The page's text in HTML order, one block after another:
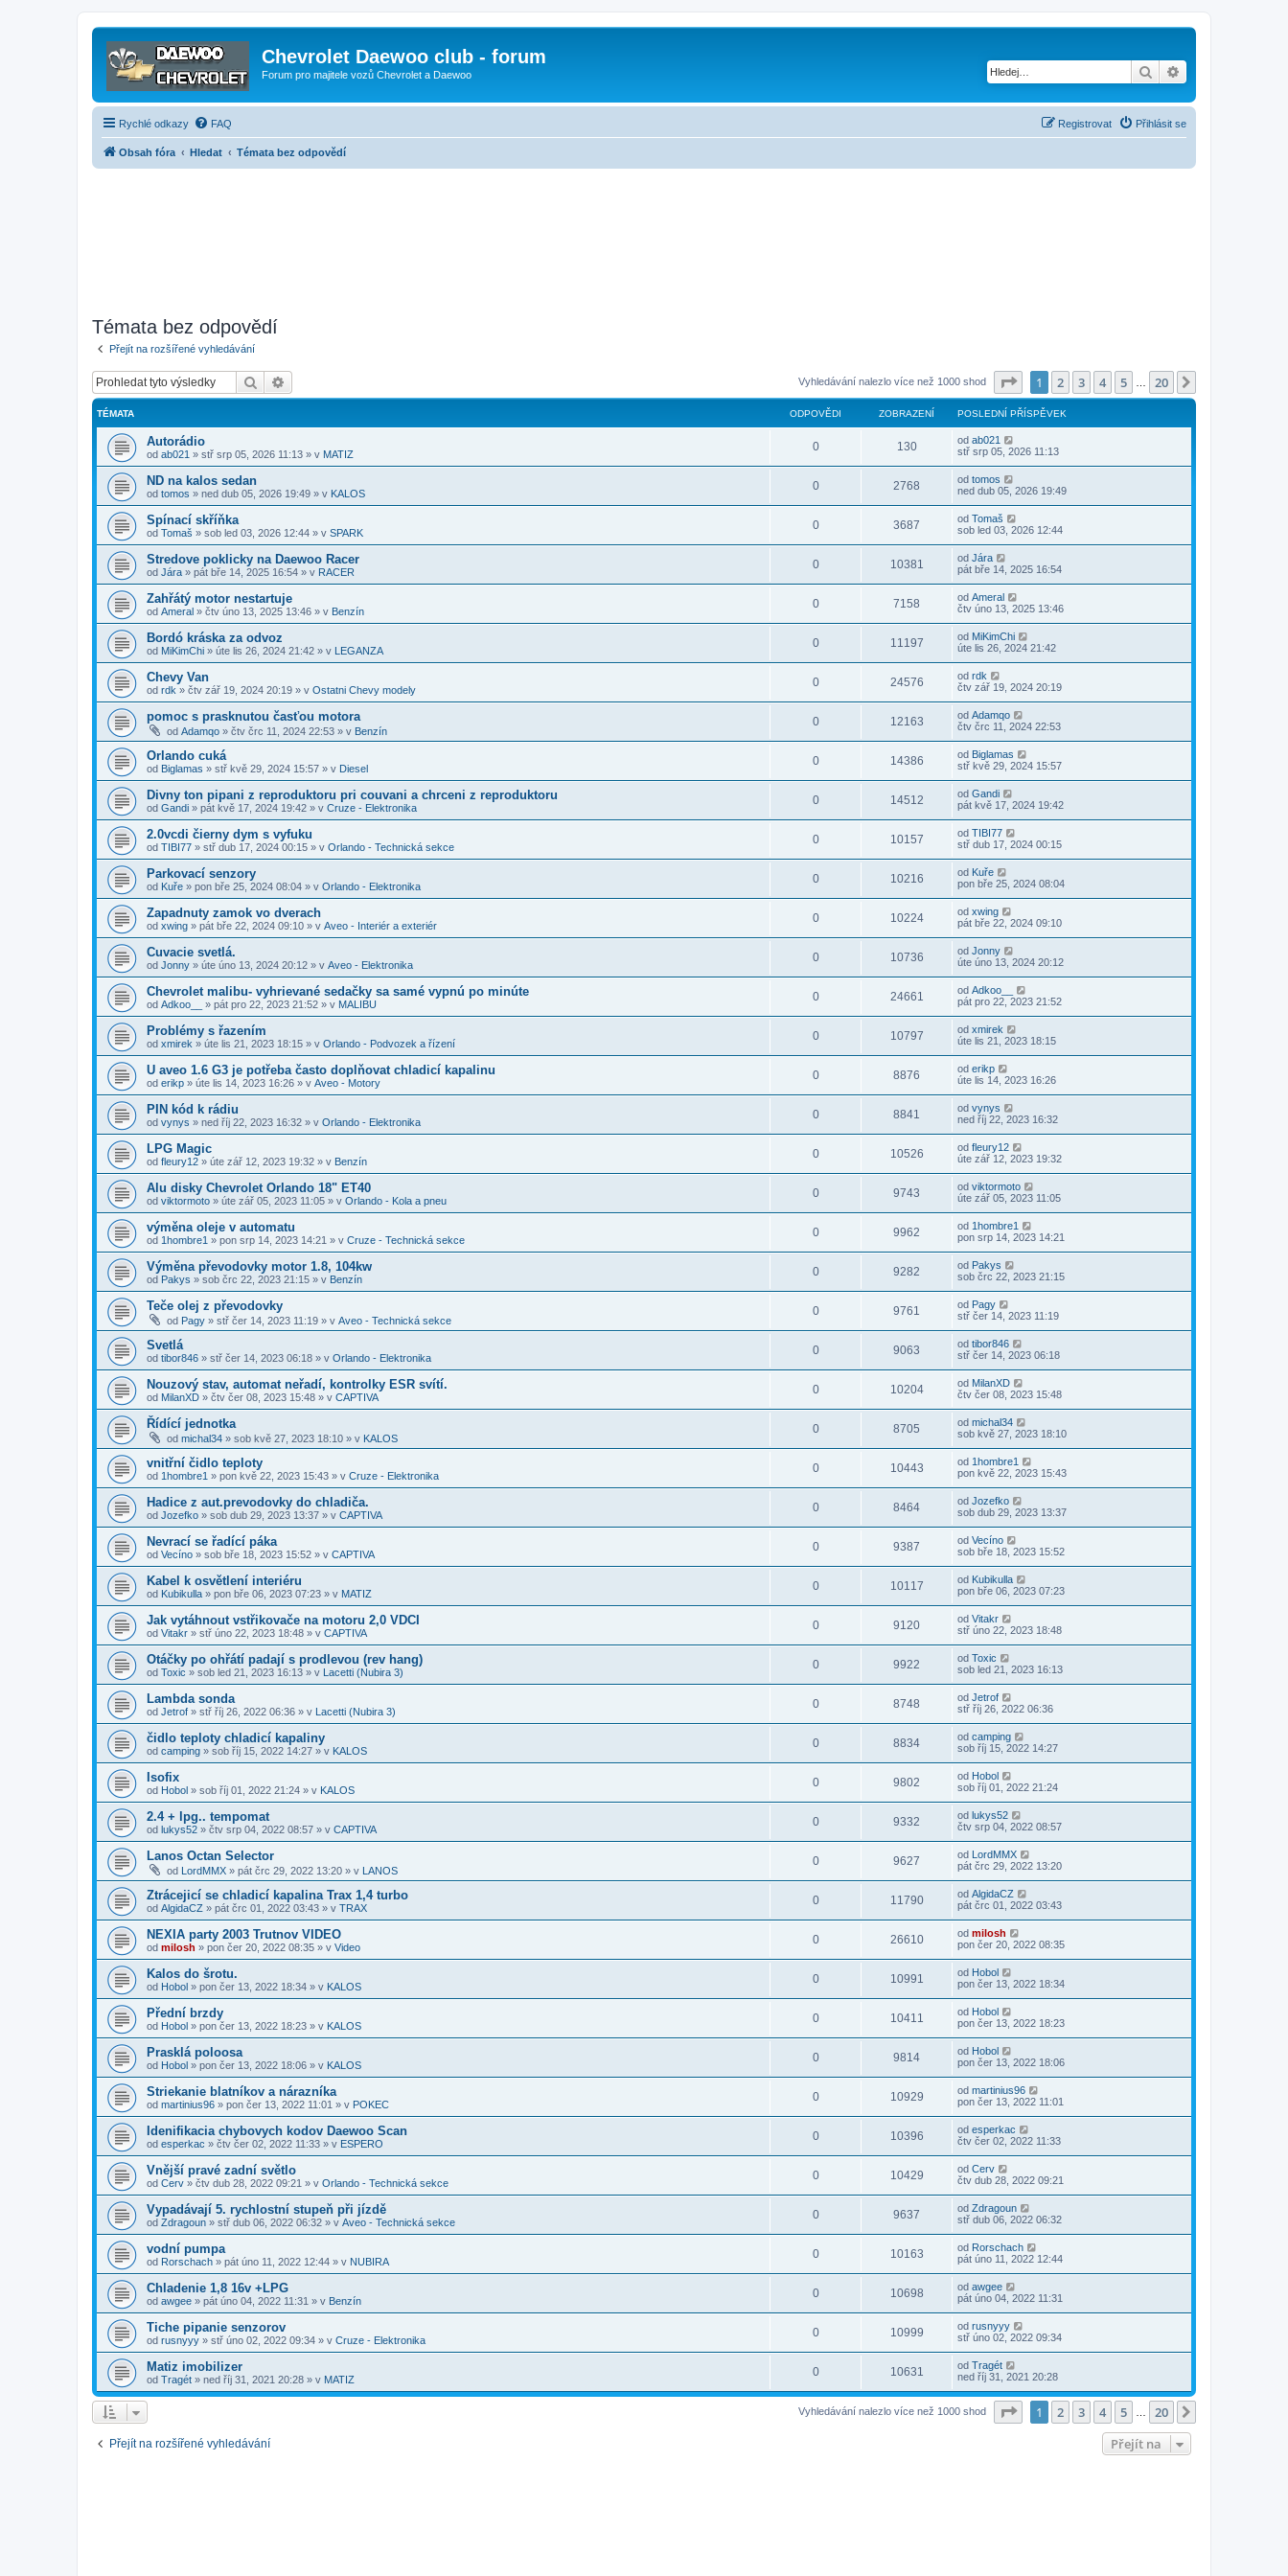
Chevrolet Daewoo club - forum
Forum pro majitele vozů Chevrolet a Daewoo Hledat
Rychlé odkazy FAQ Přihlásit se
Registrovat
Obsah fóra Hledat Témata bez odpovědí
Témata bez odpovědí
Přejít na rozšířené vyhledávání
Hledat Vyhledávání nalezlo více než 1000 shod Stránka z
1 2 3 4 5 20
TÉMATA ODPOVĚDI ZOBRAZENÍ POSLEDNÍ PŘÍSPĚVEK
Autorádio
od ab021 » stř srp 05, 2026 11:13 » v MATIZ
0 130 od ab021
stř srp 05, 2026 11:13
ND na kalos sedan
od tomos » ned dub 05, 2026 19:49 » v KALOS
0 2768 od tomos
ned dub 05, 2026 19:49
Spínací skříňka
od Tomaš » sob led 03, 2026 12:44 » v SPARK
0 3687 od Tomaš
sob led 03, 2026 12:44
Stredove poklicky na Daewoo Racer
od Jára » pát bře 14, 2025 16:54 » v RACER
0 10381 od Jára
pát bře 14, 2025 16:54
Zahřátý motor nestartuje
od Ameral » čtv úno 13, 2025 13:46 » v Benzín
0 7158 od Ameral
čtv úno 13, 2025 13:46
Bordó kráska za odvoz
od MiKimChi » úte lis 26, 2024 21:42 » v LEGANZA
0 11197 od MiKimChi
úte lis 26, 2024 21:42
Chevy Van
od rdk » čtv zář 19, 2024 20:19 » v Ostatni Chevy modely
0 24576 od rdk
čtv zář 19, 2024 20:19
pomoc s prasknutou časťou motora
od Adamqo » čtv črc 11, 2024 22:53 » v Benzín
0 12163 od Adamqo
čtv črc 11, 2024 22:53
Orlando cuká
od Biglamas » stř kvě 29, 2024 15:57 » v Diesel
0 14386 od Biglamas
stř kvě 29, 2024 15:57
Divny ton pipani z reproduktoru pri couvani a chrceni z reproduktoru
od Gandi » pát kvě 17, 2024 19:42 » v Cruze - Elektronika
0 14512 od Gandi
pát kvě 17, 2024 19:42
2.0vcdi čierny dym s vyfuku
od TIBI77 » stř dub 17, 2024 00:15 » v Orlando - Technická sekce
0 10157 od TIBI77
stř dub 17, 2024 00:15
Parkovací senzory
od Kuře » pon bře 25, 2024 08:04 » v Orlando - Elektronika
0 10216 od Kuře
pon bře 25, 2024 08:04
Zapadnuty zamok vo dverach
od xwing » pát bře 22, 2024 09:10 » v Aveo - Interiér a exteriér
0 10224 od xwing
pát bře 22, 2024 09:10
Cuvacie svetlá.
od Jonny » úte úno 13, 2024 20:12 » v Aveo - Elektronika
0 10736 od Jonny
úte úno 13, 2024 20:12
Chevrolet malibu- vyhrievané sedačky sa samé vypnú po minúte
od Adkoo__ » pát pro 22, 2023 21:52 » v MALIBU
0 24661 od Adkoo__
pát pro 22, 2023 21:52
Problémy s řazením
od xmirek » úte lis 21, 2023 18:15 » v Orlando - Podvozek a řízení
0 10797 od xmirek
úte lis 21, 2023 18:15
U aveo 1.6 G3 je potřeba často doplňovat chladicí kapalinu
od erikp » úte lis 14, 2023 16:26 » v Aveo - Motory
0 8876 od erikp
úte lis 14, 2023 16:26
PIN kód k rádiu
od vynys » ned říj 22, 2023 16:32 » v Orlando - Elektronika
0 8841 od vynys
ned říj 22, 2023 16:32
LPG Magic
od fleury12 » úte zář 12, 2023 19:32 » v Benzín
0 10526 od fleury12
úte zář 12, 2023 19:32
Alu disky Chevrolet Orlando 18" ET40
od viktormoto » úte zář 05, 2023 11:05 » v Orlando - Kola a pneu
0 9743 od viktormoto
úte zář 05, 2023 11:05
výměna oleje v automatu
od 1hombre1 » pon srp 14, 2023 14:21 » v Cruze - Technická sekce
0 9962 od 1hombre1
pon srp 14, 2023 14:21
Výměna převodovky motor 1.8, 104kw
od Pakys » sob črc 22, 2023 21:15 » v Benzín
0 9282 od Pakys
sob črc 22, 2023 21:15
Teče olej z převodovky
od Pagy » stř čer 14, 2023 11:19 » v Aveo - Technická sekce
0 9761 od Pagy
stř čer 14, 2023 11:19
Svetlá
od tibor846 » stř čer 14, 2023 06:18 » v Orlando - Elektronika
0 9063 od tibor846
stř čer 14, 2023 06:18
Nouzový stav, automat neřadí, kontrolky ESR svítí.
od MilanXD » čtv čer 08, 2023 15:48 » v CAPTIVA
0 10204 od MilanXD
čtv čer 08, 2023 15:48
Řídící jednotka
od michal34 » sob kvě 27, 2023 18:10 » v KALOS
0 8705 od michal34
sob kvě 27, 2023 18:10
vnitřní čidlo teploty
od 1hombre1 » pon kvě 22, 2023 15:43 » v Cruze - Elektronika
0 10443 od 1hombre1
pon kvě 22, 2023 15:43
Hadice z aut.prevodovky do chladiča.
od Jozefko » sob dub 29, 2023 13:37 » v CAPTIVA
0 8464 od Jozefko
sob dub 29, 2023 13:37
Nevrací se řadící páka
od Vecíno » sob bře 18, 2023 15:52 » v CAPTIVA
0 9387 od Vecíno
sob bře 18, 2023 15:52
Kabel k osvětlení interiéru
od Kubikulla » pon bře 06, 2023 07:23 » v MATIZ
0 10117 od Kubikulla
pon bře 06, 2023 07:23
Jak vytáhnout vstřikovače na motoru 2,0 VDCI
od Vitakr » stř úno 22, 2023 18:48 » v CAPTIVA
0 9120 od Vitakr
stř úno 22, 2023 18:48
Otáčky po ohřátí padají s prodlevou (rev hang)
od Toxic » sob led 21, 2023 16:13 » v Lacetti (Nubira 3)
0 9922 od Toxic
sob led 21, 2023 16:13
Lambda sonda
od Jetrof » stř říj 26, 2022 06:36 » v Lacetti (Nubira 3)
0 8748 od Jetrof
stř říj 26, 2022 06:36
čidlo teploty chladicí kapaliny
od camping » sob říj 15, 2022 14:27 » v KALOS
0 8834 od camping
sob říj 15, 2022 14:27
Isofix
od Hobol » sob říj 01, 2022 21:24 » v KALOS
0 9802 od Hobol
sob říj 01, 2022 21:24
2.4 + lpg.. tempomat
od lukys52 » čtv srp 04, 2022 08:57 » v CAPTIVA
0 9332 od lukys52
čtv srp 04, 2022 08:57
Lanos Octan Selector
od LordMMX » pát črc 29, 2022 13:20 » v LANOS
0 9627 od LordMMX
pát črc 29, 2022 13:20
Ztrácejicí se chladicí kapalina Trax 1,4 turbo
od AlgidaCZ » pát črc 01, 2022 03:43 » v TRAX
0 11790 od AlgidaCZ
pát črc 01, 2022 03:43
NEXIA party 2003 Trutnov VIDEO
od milosh » pon čer 20, 2022 08:35 » v Video
0 26610 od milosh
pon čer 20, 2022 08:35
Kalos do šrotu.
od Hobol » pon čer 13, 2022 18:34 » v KALOS
0 10991 od Hobol
pon čer 13, 2022 18:34
Přední brzdy
od Hobol » pon čer 13, 2022 18:23 » v KALOS
0 10411 od Hobol
pon čer 13, 2022 18:23
Prasklá poloosa
od Hobol » pon čer 13, 2022 18:06 » v KALOS
0 9814 od Hobol
pon čer 13, 2022 18:06
Striekanie blatníkov a nárazníka
od martinius96 » pon čer 13, 2022 11:01 » v POKEC
0 10929 od martinius96
pon čer 13, 2022 11:01
Idenifikacia chybovych kodov Daewoo Scan
od esperkac » čtv čer 02, 2022 11:33 » v ESPERO
0 10396 od esperkac
čtv čer 02, 2022 11:33
Vnější pravé zadní světlo
od Cerv » čtv dub 28, 2022 09:21 » v Orlando - Technická sekce
0 10429 od Cerv
čtv dub 28, 2022 09:21
Vypadávají 5. rychlostní stupeň při jízdě
od Zdragoun » stř dub 06, 2022 06:32 » v Aveo - Technická sekce
0 9637 od Zdragoun
stř dub 06, 2022 06:32
vodní pumpa
od Rorschach » pát úno 11, 2022 12:44 » v NUBIRA
0 10163 od Rorschach
pát úno 11, 2022 12:44
Chladenie 1,8 16v +LPG
od awgee » pát úno 04, 2022 11:31 » v Benzín
0 10698 od awgee
pát úno 04, 2022 11:31
Tiche pipanie senzorov
od rusnyyy » stř úno 02, 2022 09:34 » v Cruze - Elektronika
0 10999 od rusnyyy
stř úno 02, 2022 09:34
Matiz imobilizer
od Tragét » ned říj 31, 2021 20:28 » v MATIZ
0 10631 od Tragét
ned říj 31, 2021 20:28
Vyhledávání nalezlo více než 1000 shod Stránka z
1 2 3 4 5 20
Přejít na rozšířené vyhledávání Přejít na